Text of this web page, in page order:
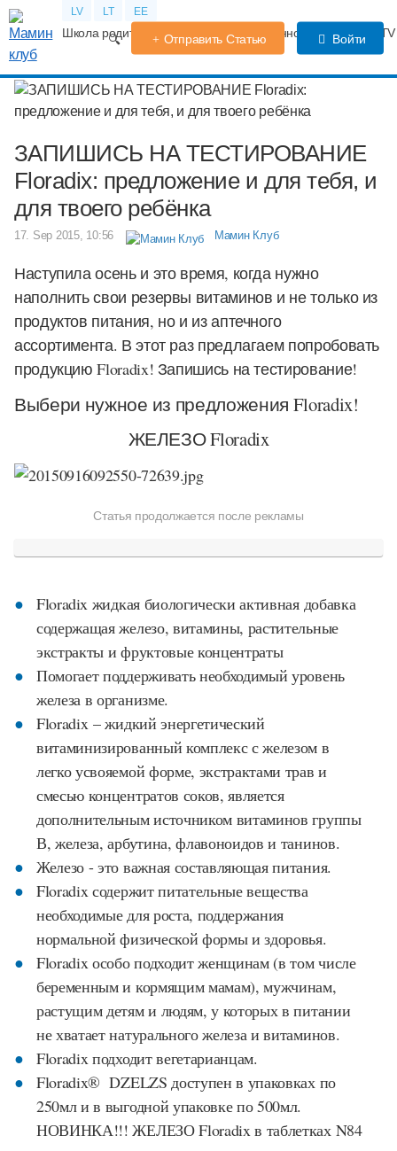
LV LT EE
Школа родителей Календарь беременности Форум
Отправить Статью Войти
ЗАПИШИСЬ НА ТЕСТИРОВАНИЕ
Floradix: предложение и для тебя, и
для твоего ребёнка
17. Sep 2015, 10:56 Мамин Клуб
Наступила осень и это время, когда нужно
наполнить свои резервы витаминов и не только из
продуктов питания, но и из аптечного
ассортимента. В этот раз предлагаем попробовать
продукцию Floradix! Запишись на тестирование!
Выбери нужное из предложения Floradix!
ЖЕЛЕЗО Floradix
Статья продолжается после рекламы
Floradix жидкая биологически активная добавка
содержащая железо, витамины, растительные
экстракты и фруктовые концентраты
Помогает поддерживать необходимый уровень
железа в организме.
Floradix – жидкий энергетический
витаминизированный комплекс с железом в
легко усвояемой форме, экстрактами трав и
смесью концентратов соков, является
дополнительным источником витаминов группы
В, железа, арбутина, флавоноидов и танинов.
Железо - это важная составляющая питания.
Floradix содержит питательные вещества
необходимые для роста, поддержания
нормальной физической формы и здоровья.
Floradix особо подходит женщинам (в том числе
беременным и кормящим мамам), мужчинам,
растущим детям и людям, у которых в питании
не хватает натурального железа и витаминов.
Floradix подходит вегетарианцам.
Floradix® DZELZS доступен в упаковках по
250мл и в выгодной упаковке по 500мл.
НОВИНКА!!! ЖЕЛЕЗО Floradix в таблетках N84